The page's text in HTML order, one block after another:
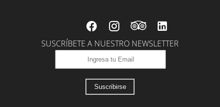
SUSCRÍBETE A NUESTRO NEWSLETTER
Suscribirse